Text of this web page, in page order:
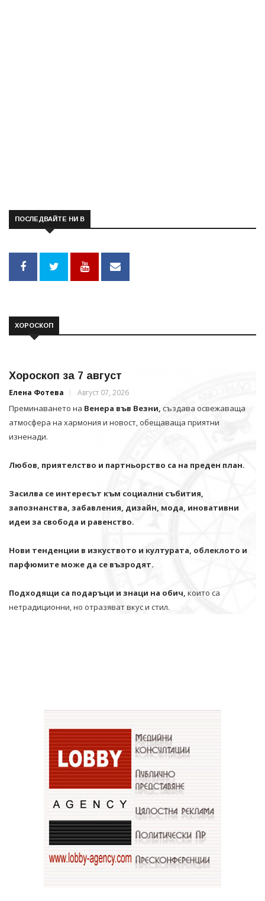
ПОСЛЕДВАЙТЕ НИ В
ХОРОСКОП
Хороскоп за 7 август
Елена Фотева Август 07, 2026
Преминаването на Венера във Везни, създава освежаваща
атмосфера на хармония и новост, обещаваща приятни
изненади.
Любов, приятелство и партньорство са на преден план.
Засилва се интересът към социални събития,
запознанства, забавления, дизайн, мода, иновативни
идеи за свобода и равенство.
Нови тенденции в изкуството и културата, облеклото и
парфюмите може да се възродят.
Подходящи са подаръци и знаци на обич, които са
нетрадиционни, но отразяват вкус и стил.